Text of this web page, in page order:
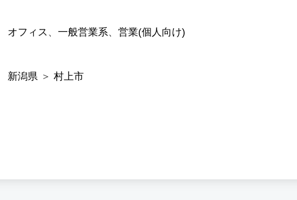
オフィス 、 一般営業系、 営業(個人向け)
新潟県 ＞ 村上市